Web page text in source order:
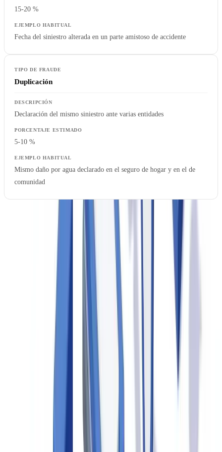
15-20 %
Fecha del siniestro alterada en un parte amistoso de accidente
Duplicación
Declaración del mismo siniestro ante varias entidades
5-10 %
Mismo daño por agua declarado en el seguro de hogar y en el de
comunidad
fraude documental
detallan la evolución de estos datos en el
contexto español.
Documentos más vulnerables
Los documentos con mayor riesgo de manipulación son los que
presentan menor estandarización: presupuestos de talleres y
proveedores locales (sin formato normalizado), facturas de
sustitución de bienes (valoración subjetiva), partes amistosos
(autodeclarativos) e informes periciales privados. La dificultad para
verificar estos documentos manualmente explica que sean los